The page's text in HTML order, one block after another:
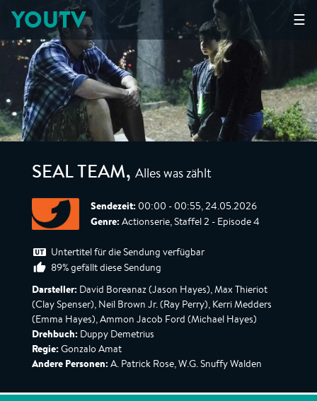
☰
YOUTV
SEAL TEAM, Alles was zählt
Sendezeit: 00:00 - 00:55, 24.05.2026
Genre: Actionserie, Staffel 2 - Episode 4
Untertitel für die Sendung verfügbar
89% gefällt diese Sendung
Darsteller: David Boreanaz (Jason Hayes), Max Thieriot
(Clay Spenser), Neil Brown Jr. (Ray Perry), Kerri Medders
(Emma Hayes), Ammon Jacob Ford (Michael Hayes)
Drehbuch: Duppy Demetrius
Regie: Gonzalo Amat
Andere Personen: A. Patrick Rose, W.G. Snuffy Walden